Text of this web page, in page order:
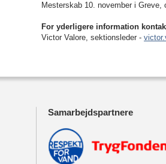
Mesterskab 10. november i
For yderligere information
Victor Valore, sektionsleder -
Samarbejdspartnere